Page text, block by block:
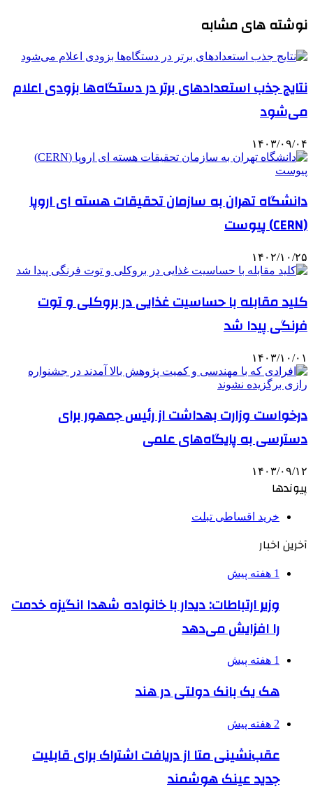
نوشته های مشابه
نتایج جذب استعدادهای برتر در دستگاه‌ها بزودی اعلام
می‌شود
۱۴۰۳/۰۹/۰۴
دانشگاه تهران به سازمان تحقیقات هسته ای اروپا
(CERN) پیوست
۱۴۰۲/۱۰/۲۵
کلید مقابله با حساسیت غذایی در بروکلی و توت
فرنگی پیدا شد
۱۴۰۳/۱۰/۰۱
درخواست وزارت بهداشت از رئیس جمهور برای
دسترسی به پایگاه‌های علمی
۱۴۰۳/۰۹/۱۲
پیوندها
خرید اقساطی تبلت
آخرین اخبار
1 هفته پیش
وزیر ارتباطات: دیدار با خانواده شهدا انگیزه خدمت
را افزایش می‌دهد
1 هفته پیش
هک یک بانک دولتی در هند
2 هفته پیش
عقب‌نشینی متا از دریافت اشتراک برای قابلیت
جدید عینک هوشمند